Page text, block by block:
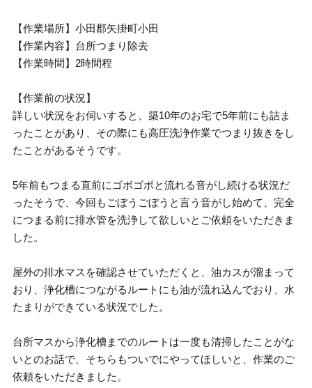
【作業場所】小田郡矢掛町小田
【作業内容】台所つまり除去
【作業時間】2時間程
【作業前の状況】
詳しい状況をお伺いすると、築10年のお宅で5年前にも詰ま
ったことがあり、その際にも高圧洗浄作業でつまり抜きをし
たことがあるそうです。
5年前もつまる直前にゴボゴボと流れる音がし続ける状況だ
ったそうで、今回もごぼうごぼうと言う音がし始めて、完全
につまる前に排水管を洗浄して欲しいとご依頼をいただきま
した。
屋外の排水マスを確認させていただくと、油カスが溜まって
おり、浄化槽につながるルートにも油が流れ込んでおり、水
たまりができている状況でした。
台所マスから浄化槽までのルートは一度も清掃したことがな
いとのお話で、そちらもついでにやってほしいと、作業のご
依頼をいただきました。